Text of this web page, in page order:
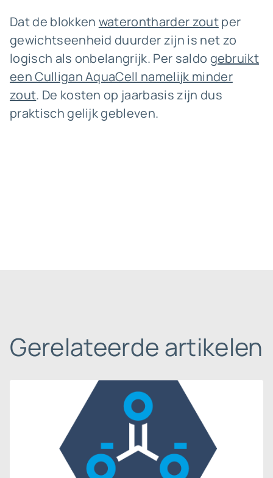
Dat de blokken waterontharder zoutper
gewichtseenheid duurder zijn is net zo
logisch als onbelangrijk. Per saldo gebruikt
een Culligan AquaCell namelijk minder
zout. De kosten op jaarbasis zijn dus
praktisch gelijk gebleven.
Gerelateerde artikelen